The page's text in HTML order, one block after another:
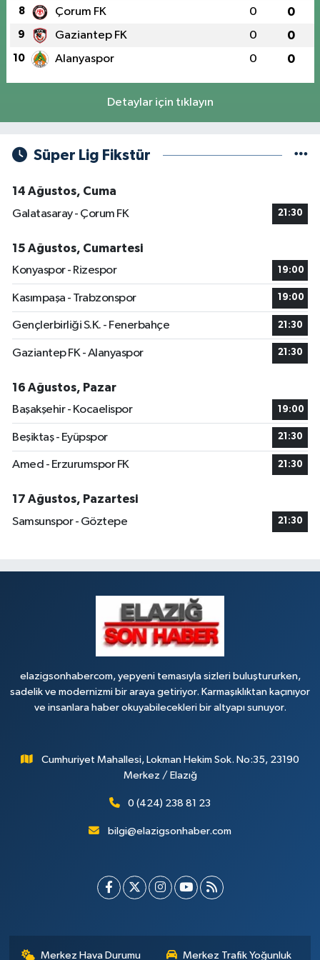
8 Çorum FK 0 0
9 Gaziantep FK 0 0
10 Alanyaspor 0 0
Detaylar için tıklayın
Süper Lig Fikstür
14 Ağustos, Cuma
Galatasaray - Çorum FK
21:30
15 Ağustos, Cumartesi
Konyaspor - Rizespor
19:00
Kasımpaşa - Trabzonspor 19:00
Gençlerbirliği S.K. - Fenerbahçe 21:30
Gaziantep FK - Alanyaspor 21:30
16 Ağustos, Pazar
Başakşehir - Kocaelispor
19:00
Beşiktaş - Eyüpspor 21:30
Amed - Erzurumspor FK 21:30
17 Ağustos, Pazartesi
Samsunspor - Göztepe
21:30
elazigsonhabercom, yepyeni temasıyla sizleri buluştururken,
sadelik ve modernizmi bir araya getiriyor. Karmaşıklıktan kaçınıyor
ve insanlara haber okuyabilecekleri bir altyapı sunuyor.
Cumhuriyet Mahallesi, Lokman Hekim Sok. No:35, 23190
Merkez / Elazığ
0 (424) 238 81 23
bilgi@elazigsonhaber.com
Merkez Hava Durumu Merkez Trafik Yoğunluk